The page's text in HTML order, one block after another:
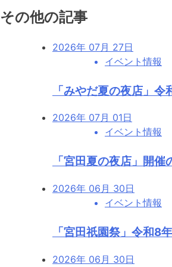
その他の記事
2026年 07月 27日
イベント情報
「みやだ夏の夜店」
2026年 07月 01日
イベント情報
「宮田夏の夜店」開催
2026年 06月 30日
イベント情報
「宮田祇園祭」令和8
2026年 06月 30日